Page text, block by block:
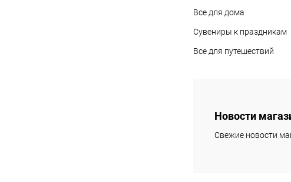
Все для дома
Сувениры к праздникам
Все для путешествий
Новости
Свежие новости